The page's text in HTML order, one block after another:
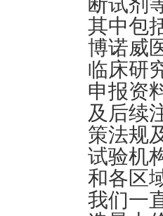
断试剂
其中包
博诺威
临床研
申报资
及后续
策法规
试验机
和各区
我们一